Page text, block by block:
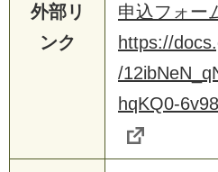
外部リ
ンク
申込フォー
https://
/
hqKQ0-